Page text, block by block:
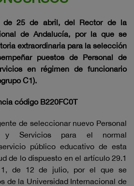
de 25 de abril, del Rector de la
de Andalucía, por la que se
extraordinaria para la selección
puestos de Personal de
en régimen de funcionario
C1).
código B220FC0T
de seleccionar nuevo Personal
y Servicios para el normal
público educativo de esta
de lo dispuesto en el artículo 29.1
de 12 de julio, por el que se
de la Universidad Internacional de